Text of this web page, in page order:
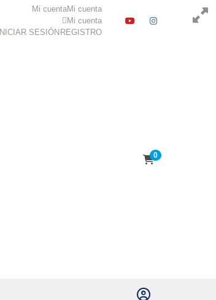
Mi cuentaMi cuenta
Mi cuenta
INICIAR SESIÓN REGISTRO
YOUTUBE
0